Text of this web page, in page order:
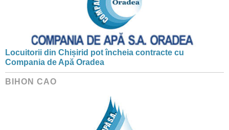
Locuitorii din Chișirid pot încheia contracte cu
Compania de Apă Oradea
BIHON CAO